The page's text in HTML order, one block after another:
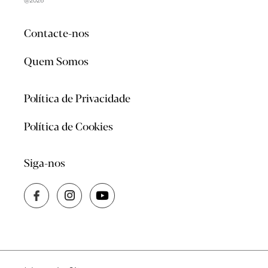
Contacte-nos
Quem Somos
Política de Privacidade
Política de Cookies
Siga-nos